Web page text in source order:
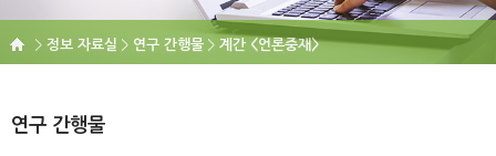
정보 자료실 연구 간행물 계간 <언론중재>
연구 간행물